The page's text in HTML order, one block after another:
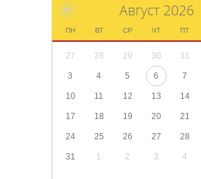
Август 2026
ПН ВТ СР ЧТ ПТ
27 28 29 30 31
3 4 5 6 7
10 11 12 13 14
17 18 19 20 21
24 25 26 27 28
31 1 2 3 4